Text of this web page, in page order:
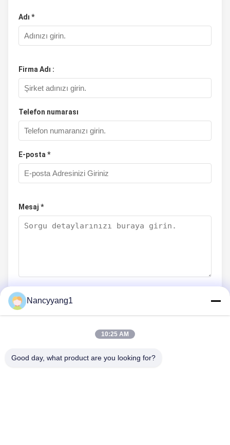
Adı *
Firma Adı :
Telefon numarası
E-posta *
Mesaj *
BIZIMLE İLETIŞIM
Nancyyang1
10:25 AM
Good day, what product are you looking for?